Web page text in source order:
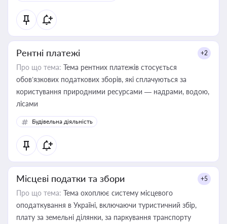
Рентні платежі +2
Про що тема: Тема рентних платежів стосується
обов’язкових податкових зборів, які сплачуються за
користування природними ресурсами — надрами, водою,
лісами
Будівельна діяльність
Місцеві податки та збори +5
Про що тема: Тема охоплює систему місцевого
оподаткування в Україні, включаючи туристичний збір,
плату за земельні ділянки, за паркування транспорту